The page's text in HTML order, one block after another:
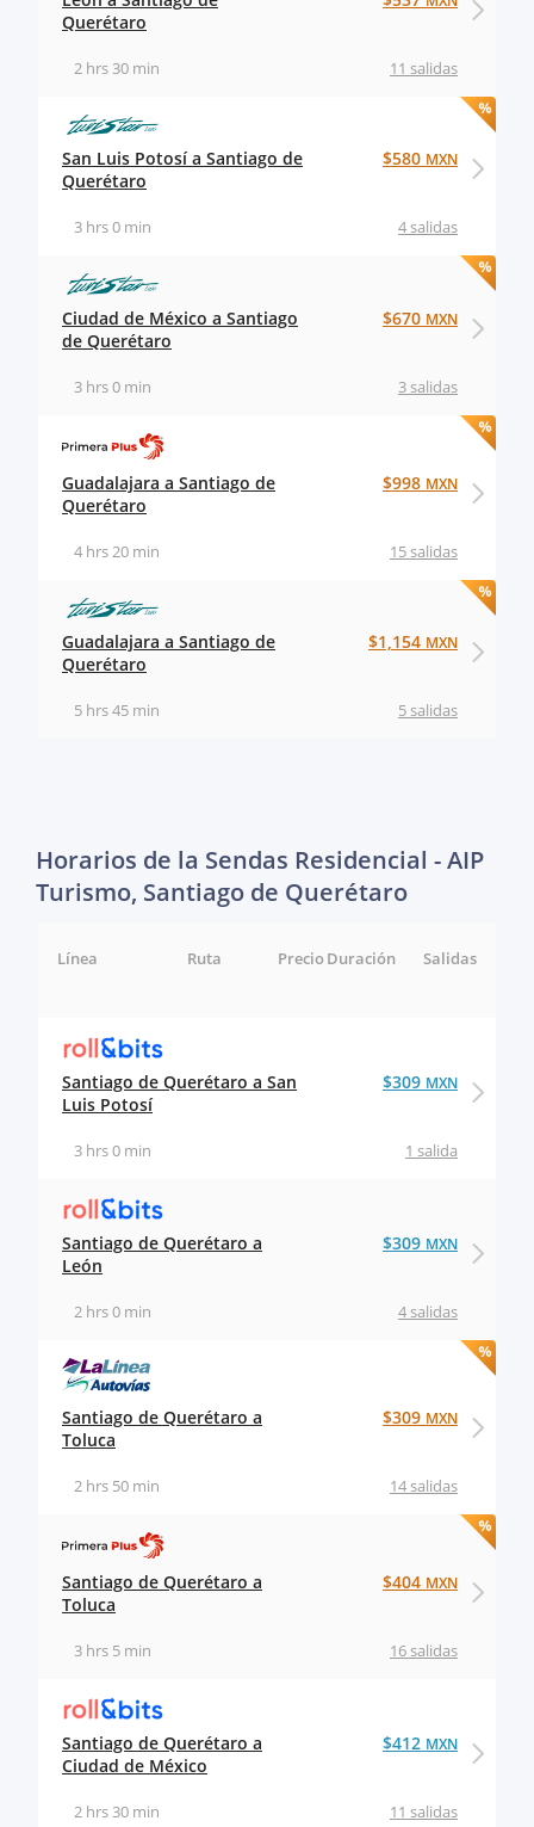
Querétaro
11 salidas
2 hrs 30 min
San Luis Potosí a Santiago de
Querétaro
4 salidas
3 hrs 0 min
$580 MXN
Ciudad de México a Santiago
de Querétaro
3 salidas
3 hrs 0 min
$670 MXN
Guadalajara a Santiago de
Querétaro
15 salidas
4 hrs 20 min
$998 MXN
Guadalajara a Santiago de
Querétaro
5 salidas
5 hrs 45 min
$1,154 MXN
Horarios de la Sendas Residencial - AIP
Turismo, Santiago de Querétaro
Línea Ruta Salidas
Duración
Precio
Santiago de Querétaro a San
Luis Potosí
1 salida
3 hrs 0 min
$309 MXN
Santiago de Querétaro a
León
4 salidas
2 hrs 0 min
$309 MXN
Santiago de Querétaro a
Toluca
14 salidas
2 hrs 50 min
$309 MXN
Santiago de Querétaro a
Toluca
16 salidas
3 hrs 5 min
$404 MXN
Santiago de Querétaro a
Ciudad de México
11 salidas
2 hrs 30 min
$412 MXN